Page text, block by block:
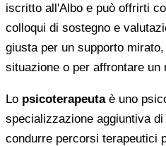
iscritto all'Albo e può offrirti
colloqui di sostegno e
giusta per un supporto
situazione o per affrontare un
Lo psicoterapeutaè uno
specializzazione aggiuntiva
condurre percorsi terapeutici